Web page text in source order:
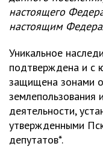
настоящего
настоящим
Уникальное
подтверждена и с
защищена зонами
землепользования
деятельности,
утвержденными
депутатов*.